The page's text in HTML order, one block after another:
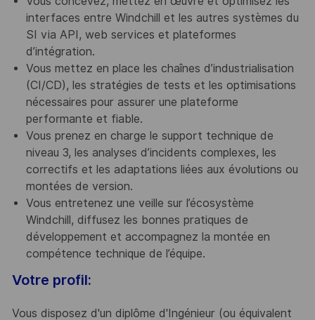
interfaces entre Windchill et les autres systèmes du
SI via API, web services et plateformes
d’intégration.
Vous mettez en place les chaînes d’industrialisation
(CI/CD), les stratégies de tests et les optimisations
nécessaires pour assurer une plateforme
performante et fiable.
Vous prenez en charge le support technique de
niveau 3, les analyses d’incidents complexes, les
correctifs et les adaptations liées aux évolutions ou
montées de version.
Vous entretenez une veille sur l’écosystème
Windchill, diffusez les bonnes pratiques de
développement et accompagnez la montée en
compétence technique de l’équipe.
Votre profil:
Vous disposez d'un diplôme d'Ingénieur (ou équivalent